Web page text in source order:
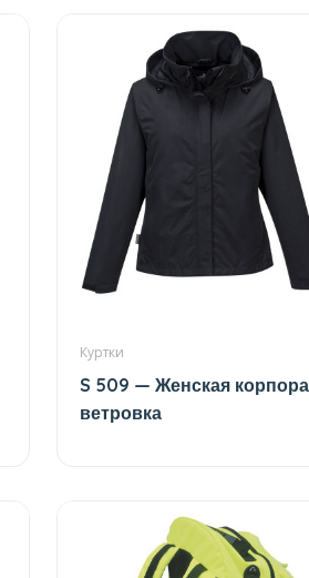
Куртки
S 509 — Женская
ветровка